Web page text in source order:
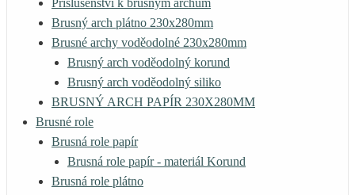
Příslušenství k brusným archům
Brusný arch plátno 230x280mm
Brusné archy voděodolné 230x280mm
Brusný arch voděodolný korund
Brusný arch voděodolný siliko
BRUSNÝ ARCH PAPÍR 230X280MM
Brusné role
Brusná role papír
Brusná role papír - materiál Korund
Brusná role plátno